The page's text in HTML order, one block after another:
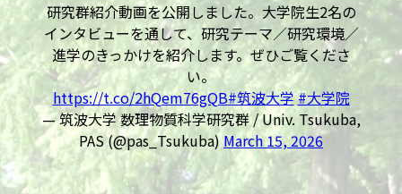
研究群紹介動画を公開しました。大学院生2名の
インタビューを通して、研究テーマ／研究環境／
進学のきっかけを紹介します。ぜひご覧くださ
い。
https://t.co/2hQem76gQB#筑波大学#大学院
— 筑波大学 数理物質科学研究群 / Univ. Tsukuba,
PAS (@pas_Tsukuba) March 15, 2026